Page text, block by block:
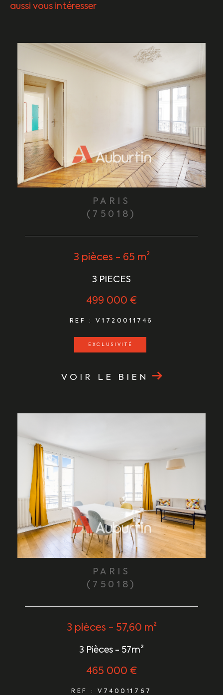
aussi vous intéresser
PARIS
(75018)
3 pièces - 65 m²
3 PIECES
499 000 €
REF : V1720011746
EXCLUSIVITÉ
VOIR LE BIEN
PARIS
(75018)
3 pièces - 57,60 m²
3 Pièces - 57m²
465 000 €
REF : V740011767